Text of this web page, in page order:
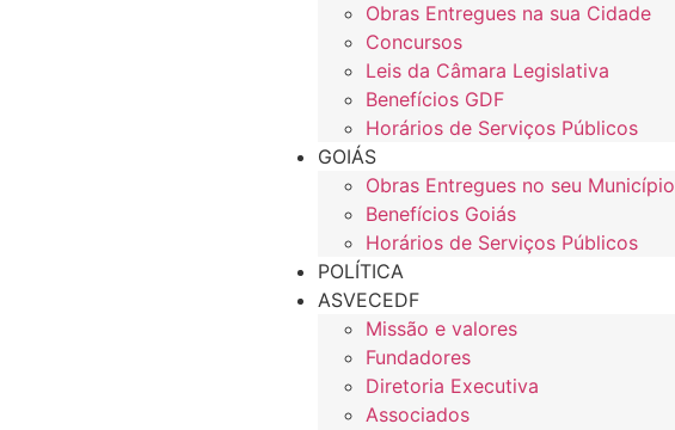
Obras Entregues na sua Cidade
Concursos
Leis da Câmara Legislativa
Benefícios GDF
Horários de Serviços Públicos
GOIÁS
Obras Entregues no seu Município
Benefícios Goiás
Horários de Serviços Públicos
POLÍTICA
ASVECEDF
Missão e valores
Fundadores
Diretoria Executiva
Associados